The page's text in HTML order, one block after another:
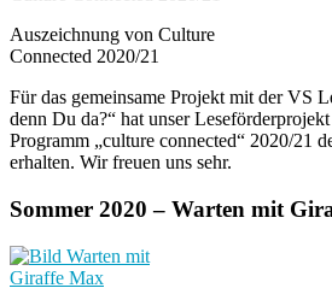
Auszeichnung von Culture
Connected 2020/21
Für das gemeinsame Projekt mit der VS
denn Du da?“ hat unser
Programm „culture connected“ 2020/21
erhalten. Wir freuen uns sehr.
Sommer 2020 – Warten mit